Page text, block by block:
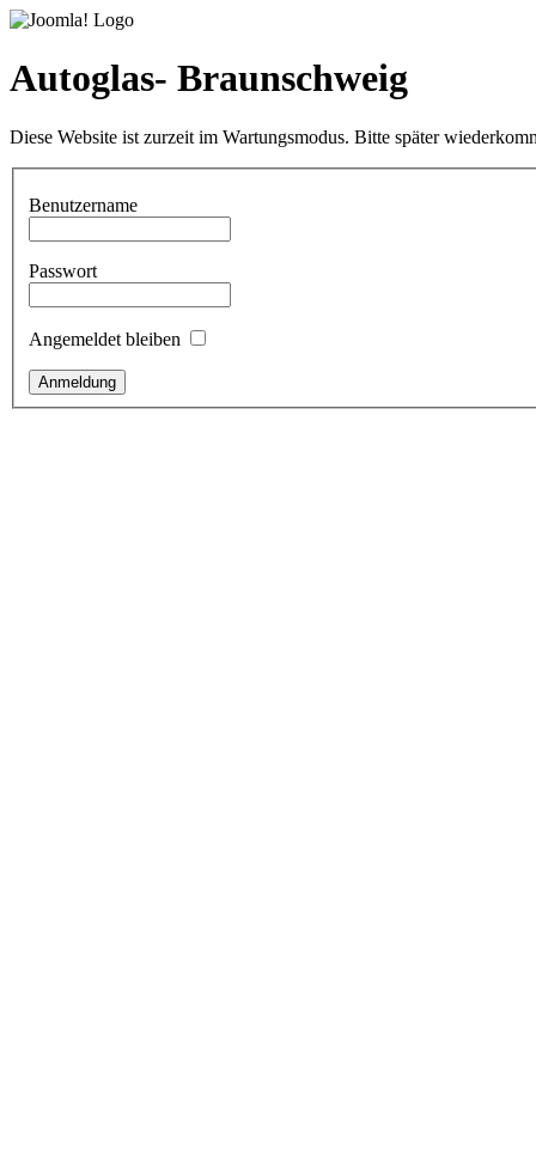
Autoglas- Braunschweig
Diese Website ist zurzeit im Wartungsmodus. Bitte später
Benutzername
Passwort
Angemeldet bleiben